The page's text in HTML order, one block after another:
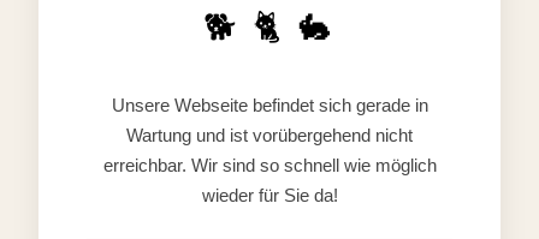
🐕 🐈 🐇
Unsere Webseite befindet sich gerade in
Wartung und ist vorübergehend nicht
erreichbar. Wir sind so schnell wie möglich
wieder für Sie da!